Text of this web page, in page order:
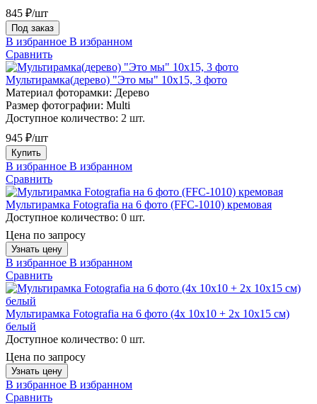
845 ₽/шт
Под заказ
В избранное В избранном
Сравнить
Мультирамка(дерево) "Это мы" 10х15, 3 фото
Материал фоторамки: Дерево
Размер фотографии: Multi
Доступное количество: 2 шт.
945 ₽/шт
Купить
В избранное В избранном
Сравнить
Мультирамка Fotografia на 6 фото (FFC-1010) кремовая
Доступное количество: 0 шт.
Цена по запросу
Узнать цену
В избранное В избранном
Сравнить
Мультирамка Fotografia на 6 фото (4х 10х10 + 2х 10х15 см)
белый
Доступное количество: 0 шт.
Цена по запросу
Узнать цену
В избранное В избранном
Сравнить